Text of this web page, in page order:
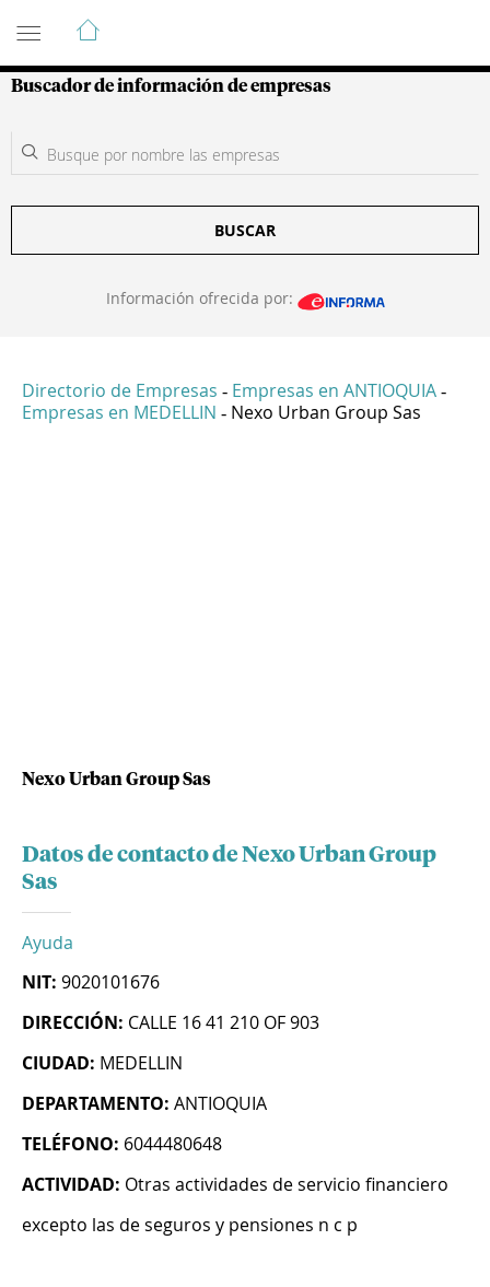
Guía de Empresas Colombianas
Buscador de información de empresas
BUSCAR
Información ofrecida por:
Directorio de Empresas - Empresas en ANTIOQUIA -
Empresas en MEDELLIN - Nexo Urban Group Sas
Nexo Urban Group Sas
Datos de contacto de Nexo Urban Group
Sas
Ayuda
NIT: 9020101676
DIRECCIÓN: CALLE 16 41 210 OF 903
CIUDAD: MEDELLIN
DEPARTAMENTO: ANTIOQUIA
TELÉFONO: 6044480648
ACTIVIDAD: Otras actividades de servicio financiero
excepto las de seguros y pensiones n c p